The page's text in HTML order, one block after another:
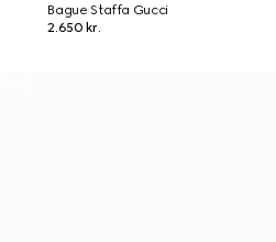
Bague Staffa Gucci
2.650 kr.